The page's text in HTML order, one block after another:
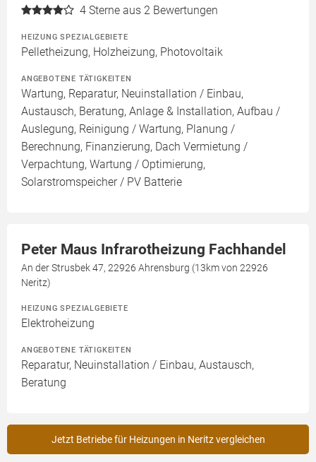
4 Sterne aus 2 Bewertungen
HEIZUNG SPEZIALGEBIETE
Pelletheizung, Holzheizung, Photovoltaik
ANGEBOTENE TÄTIGKEITEN
Wartung, Reparatur, Neuinstallation / Einbau,
Austausch, Beratung, Anlage & Installation, Aufbau /
Auslegung, Reinigung / Wartung, Planung /
Berechnung, Finanzierung, Dach Vermietung /
Verpachtung, Wartung / Optimierung,
Solarstromspeicher / PV Batterie
Peter Maus Infrarotheizung Fachhandel
An der Strusbek 47, 22926 Ahrensburg (13km von 22926
Neritz)
HEIZUNG SPEZIALGEBIETE
Elektroheizung
ANGEBOTENE TÄTIGKEITEN
Reparatur, Neuinstallation / Einbau, Austausch,
Beratung
Jetzt Betriebe für Heizungen in Neritz vergleichen